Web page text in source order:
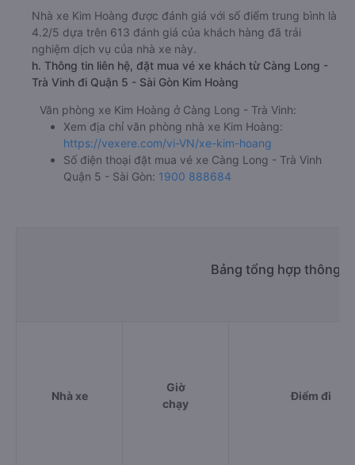
khoảng: 4.3 giờ
d. Các điểm đón khách của nhà xe Kim Hoàng
VP Trà Vinh
e. Các điểm trả khách của nhà xe Kim Hoàng
Văn phòng Hồ Chí Minh
f. Giá vé giá xe khách đi Quận 5 - Sài Gòn từ Càng Long -
Trà Vinh Kim Hoàng
4.2/5 dựa trên 613 đánh giá của khách hàng đã trải
Số điện thoại đặt mua vé xe Càng Long - Trà Vinh
1900 888684